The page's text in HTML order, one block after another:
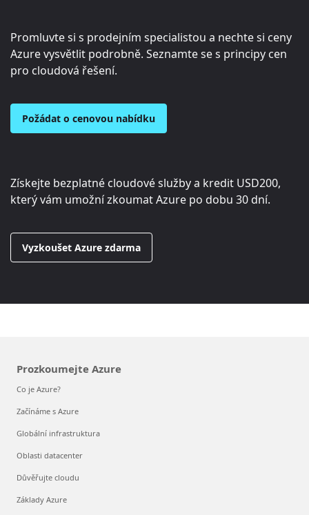
Promluvte si s prodejním specialistou a nechte si ceny
Azure vysvětlit podrobně. Seznamte se s principy cen
pro cloudová řešení.
Požádat o cenovou nabídku
Získejte bezplatné cloudové služby a kredit USD200,
který vám umožní zkoumat Azure po dobu 30 dní.
Vyzkoušet Azure zdarma
Prozkoumejte Azure
Co je Azure?
Začínáme s Azure
Globální infrastruktura
Oblasti datacenter
Důvěřujte cloudu
Základy Azure